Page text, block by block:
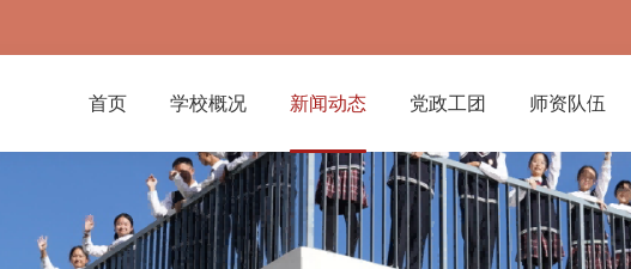
首页 学校概况 新闻动态 党政工团 师资队伍